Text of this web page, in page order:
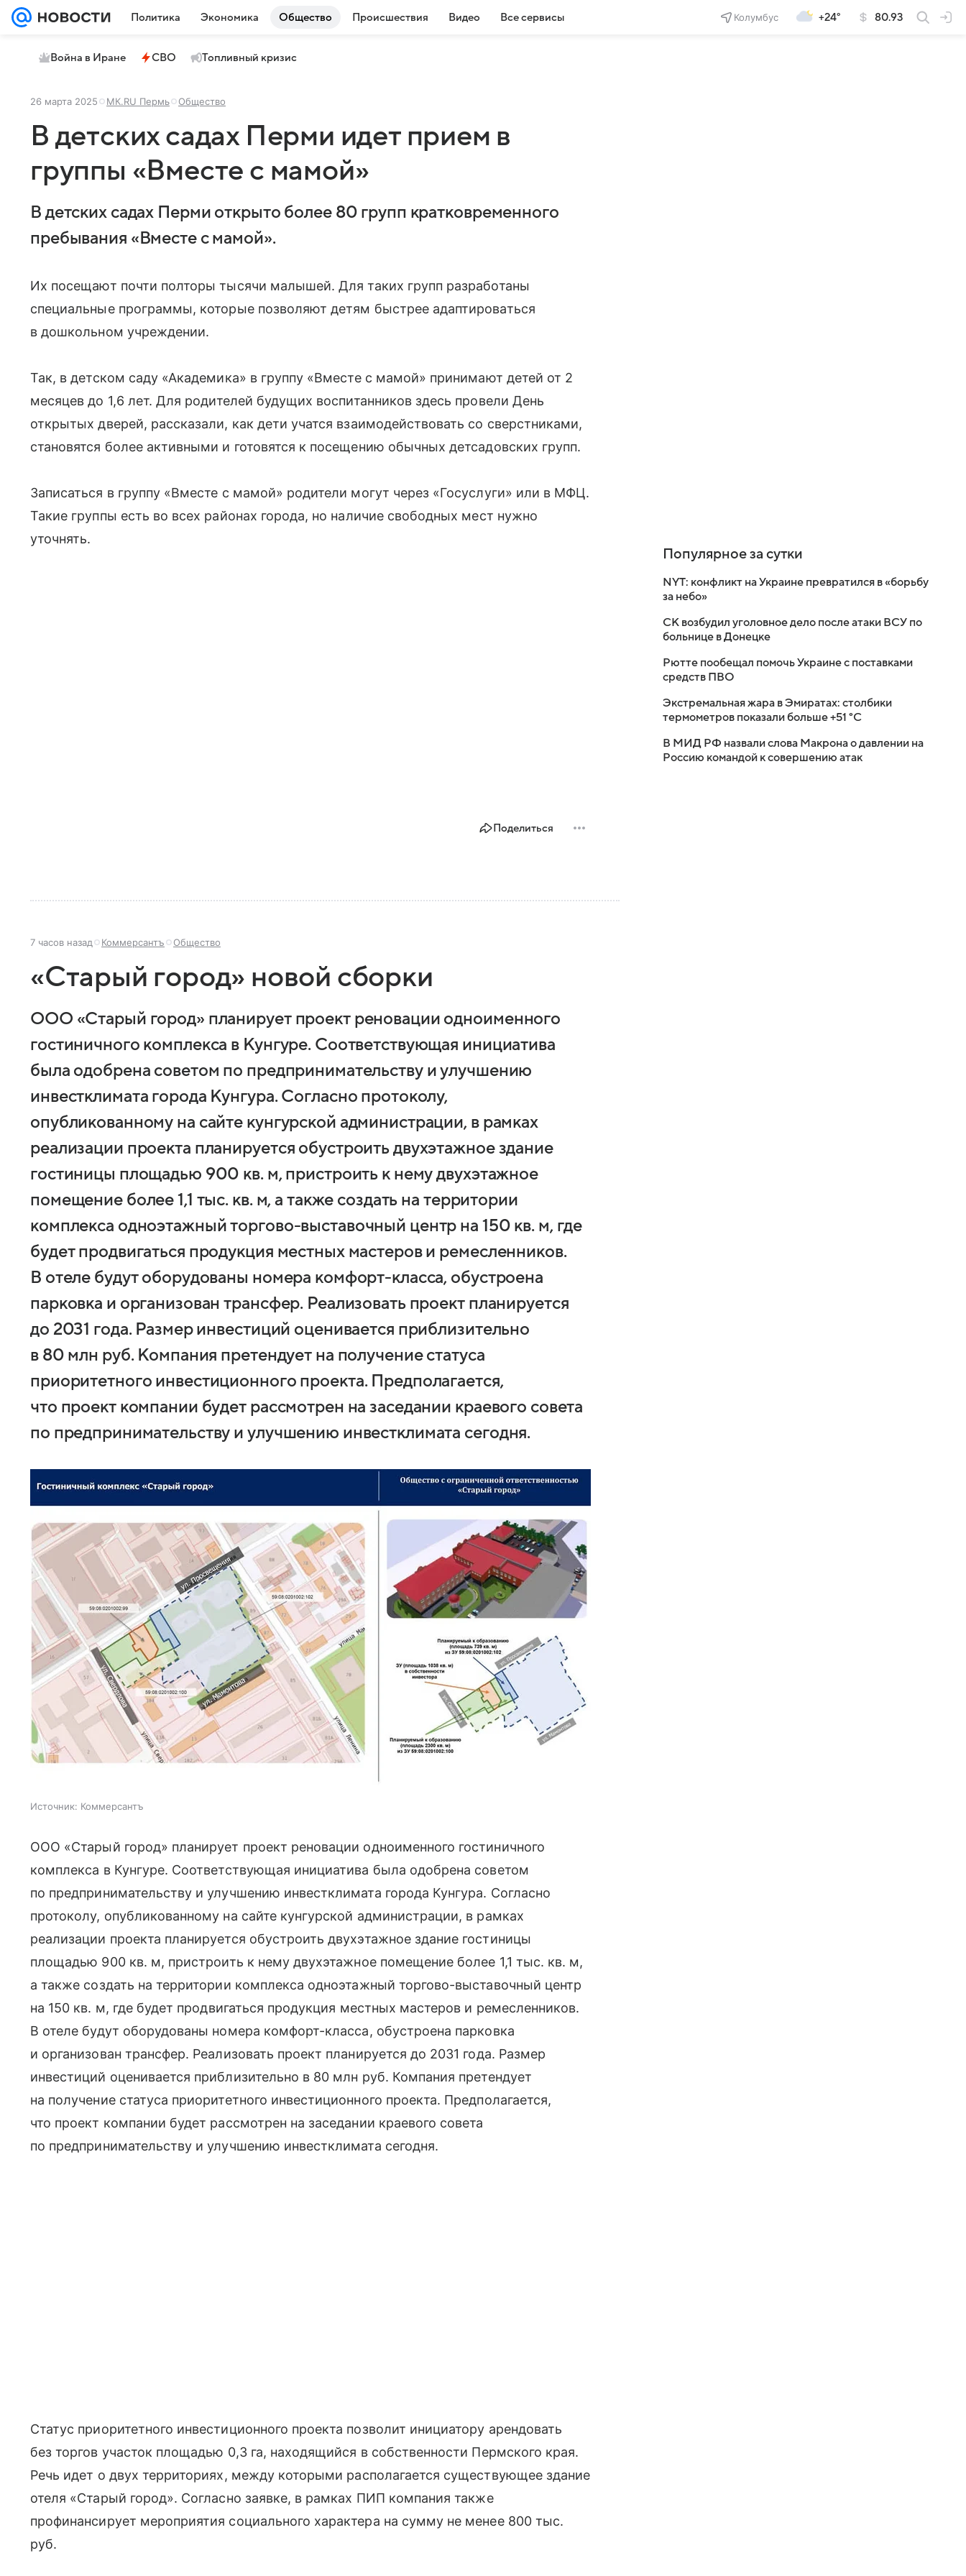
Политика Экономика Общество Происшествия Видео Все сервисы Колумбус +24° 80.93
Война в Иране СВО Топливный кризис
26 марта 2025 МК.RU Пермь Общество
В детских садах Перми идет прием в
группы «Вместе с мамой»
В детских садах Перми открыто более 80 групп кратковременного
пребывания «Вместе с мамой».
Их посещают почти полторы тысячи малышей. Для таких групп разработаны
специальные программы, которые позволяют детям быстрее адаптироваться
в дошкольном учреждении.
Так, в детском саду «Академика» в группу «Вместе с мамой» принимают детей от 2
месяцев до 1,6 лет. Для родителей будущих воспитанников здесь провели День
открытых дверей, рассказали, как дети учатся взаимодействовать со сверстниками,
становятся более активными и готовятся к посещению обычных детсадовских групп.
Записаться в группу «Вместе с мамой» родители могут через «Госуслуги» или в МФЦ.
Такие группы есть во всех районах города, но наличие свободных мест нужно
уточнять.
Поделиться
7 часов назад Коммерсантъ Общество
«Старый город» новой сборки
ООО «Старый город» планирует проект реновации одноименного
гостиничного комплекса в Кунгуре. Соответствующая инициатива
была одобрена советом по предпринимательству и улучшению
инвестклимата города Кунгура. Согласно протоколу,
опубликованному на сайте кунгурской администрации, в рамках
реализации проекта планируется обустроить двухэтажное здание
гостиницы площадью 900 кв. м, пристроить к нему двухэтажное
помещение более 1,1 тыс. кв. м, а также создать на территории
комплекса одноэтажный торгово-выставочный центр на 150 кв. м, где
будет продвигаться продукция местных мастеров и ремесленников.
В отеле будут оборудованы номера комфорт-класса, обустроена
парковка и организован трансфер. Реализовать проект планируется
до 2031 года. Размер инвестиций оценивается приблизительно
в 80 млн руб. Компания претендует на получение статуса
приоритетного инвестиционного проекта. Предполагается,
что проект компании будет рассмотрен на заседании краевого совета
по предпринимательству и улучшению инвестклимата сегодня.
Источник: Коммерсантъ
ООО «Старый город» планирует проект реновации одноименного гостиничного
комплекса в Кунгуре. Соответствующая инициатива была одобрена советом
по предпринимательству и улучшению инвестклимата города Кунгура. Согласно
протоколу, опубликованному на сайте кунгурской администрации, в рамках
реализации проекта планируется обустроить двухэтажное здание гостиницы
площадью 900 кв. м, пристроить к нему двухэтажное помещение более 1,1 тыс. кв. м,
а также создать на территории комплекса одноэтажный торгово-выставочный центр
на 150 кв. м, где будет продвигаться продукция местных мастеров и ремесленников.
В отеле будут оборудованы номера комфорт-класса, обустроена парковка
и организован трансфер. Реализовать проект планируется до 2031 года. Размер
инвестиций оценивается приблизительно в 80 млн руб. Компания претендует
на получение статуса приоритетного инвестиционного проекта. Предполагается,
что проект компании будет рассмотрен на заседании краевого совета
по предпринимательству и улучшению инвестклимата сегодня.
Статус приоритетного инвестиционного проекта позволит инициатору арендовать
без торгов участок площадью 0,3 га, находящийся в собственности Пермского края.
Речь идет о двух территориях, между которыми располагается существующее здание
отеля «Старый город». Согласно заявке, в рамках ПИП компания также
профинансирует мероприятия социального характера на сумму не менее 800 тыс.
руб.
Популярное за сутки
NYT: конфликт на Украине превратился в «борьбу
за небо»
СК возбудил уголовное дело после атаки ВСУ по
больнице в Донецке
Рютте пообещал помочь Украине с поставками
средств ПВО
Экстремальная жара в Эмиратах: столбики
термометров показали больше +51 °C
В МИД РФ назвали слова Макрона о давлении на
Россию командой к совершению атак